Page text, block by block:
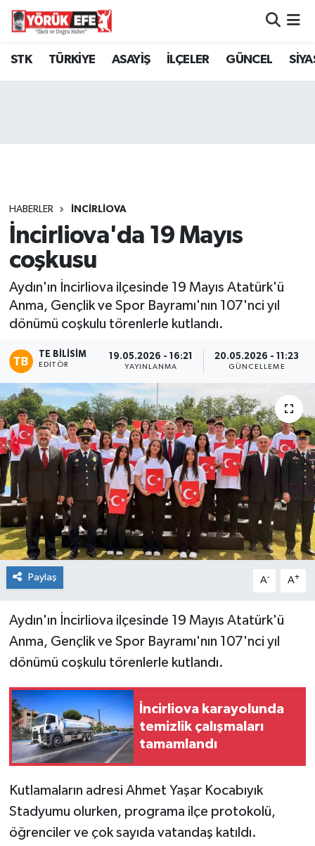
STK TÜRKİYE ASAYİŞ İLÇELER GÜNCEL
HABERLER İNCİRLİOVA
İncirliova'da 19 Mayıs
coşkusu
Aydın'ın İncirliova ilçesinde 19 Mayıs Atatürk'ü
Anma, Gençlik ve Spor Bayramı'nın 107'nci yıl
dönümü coşkulu törenlerle kutlandı.
TE BILISIM
EDITÖR
19.05.2026 - 16:21
YAYINLANMA
20.05.2026 - 11:23
GÜNCELLEME
Paylaş A- A+
Aydın'ın İncirliova ilçesinde 19 Mayıs Atatürk'ü
Anma, Gençlik ve Spor Bayramı'nın 107'nci yıl
dönümü coşkulu törenlerle kutlandı.
İncirliova karayolunda
temizlik çalışmaları
tamamlandı
Kutlamaların adresi Ahmet Yaşar Kocabıyık
Stadyumu olurken, programa ilçe protokolü,
öğrenciler ve çok sayıda vatandaş katıldı.
Aydın Nöbetçi Eczaneler
Tüm Manşetler
Son Dakika Haberleri
Haber Arşivi